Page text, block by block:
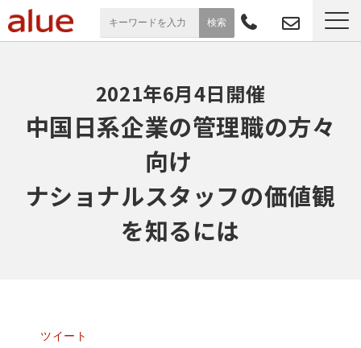
導入事例
お役立ち情報
セミナー
2021年6月4日開催
中国日系企業の管理職の方々
向け
ナショナルスタッフの価値観
を知るには
ツイート